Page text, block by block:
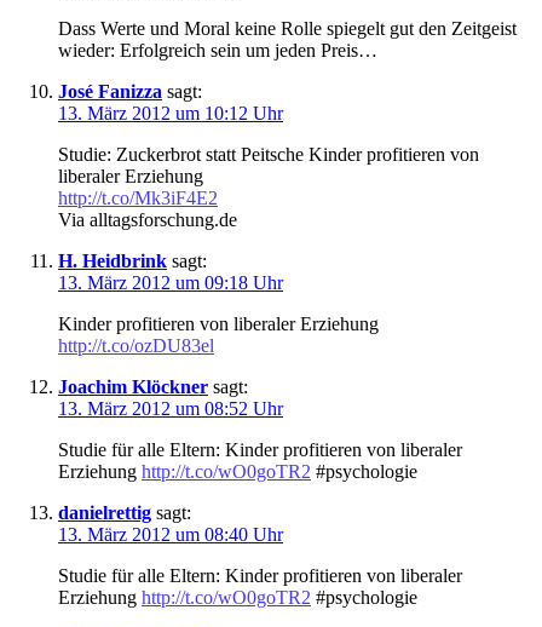
Dass Werte und Moral keine Rolle spiegelt gut den Zeitgeist
wieder: Erfolgreich sein um jeden Preis…
José Fanizza sagt:
13. März 2012 um 10:12 Uhr
Studie: Zuckerbrot statt Peitsche Kinder profitieren von
liberaler Erziehung
http://t.co/Mk3iF4E2
Via alltagsforschung.de
H. Heidbrink sagt:
13. März 2012 um 09:18 Uhr
Kinder profitieren von liberaler Erziehung
http://t.co/ozDU83el
Joachim Klöckner sagt:
13. März 2012 um 08:52 Uhr
Studie für alle Eltern: Kinder profitieren von liberaler
Erziehung http://t.co/wO0goTR2 #psychologie
danielrettig sagt:
13. März 2012 um 08:40 Uhr
Studie für alle Eltern: Kinder profitieren von liberaler
Erziehung http://t.co/wO0goTR2 #psychologie